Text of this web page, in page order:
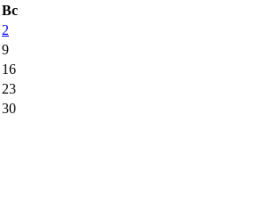
Вс
2
9
16
23
30